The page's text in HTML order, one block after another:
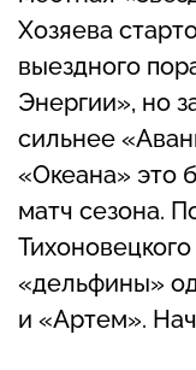
Хозяева
выездного
Энергии», но
сильнее
«Океана» это
матч сезона.
«дельфины»
и «Артем».